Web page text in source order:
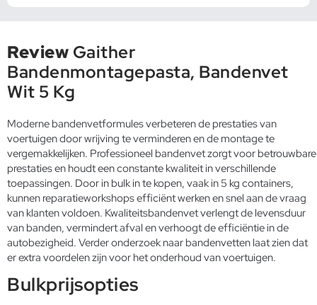
Review Gaither
Bandenmontagepasta, Bandenvet
Wit 5 Kg
Moderne bandenvetformules verbeteren de prestaties van
voertuigen door wrijving te verminderen en de montage te
vergemakkelijken. Professioneel bandenvet zorgt voor betrouwbare
prestaties en houdt een constante kwaliteit in verschillende
toepassingen. Door in bulk in te kopen, vaak in 5 kg containers,
kunnen reparatieworkshops efficiënt werken en snel aan de vraag
van klanten voldoen. Kwaliteitsbandenvet verlengt de levensduur
van banden, vermindert afval en verhoogt de efficiëntie in de
autobezigheid. Verder onderzoek naar bandenvetten laat zien dat
er extra voordelen zijn voor het onderhoud van voertuigen.
Bulkprijsopties